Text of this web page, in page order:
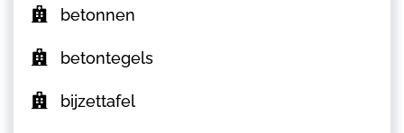
betonnen
betontegels
bijzettafel